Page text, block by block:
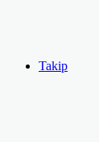
...
Ol
Takip